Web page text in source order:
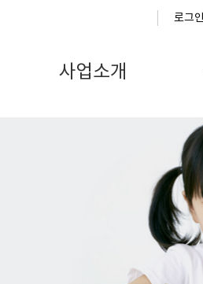
로그인
사업소개